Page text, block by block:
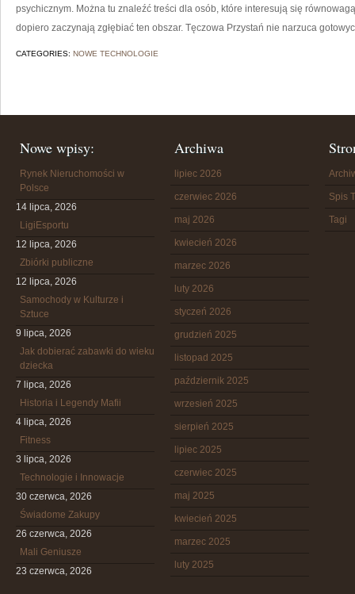
psychicznym. Można tu znaleźć treści dla osób, które interesują się
dopiero zaczynają zgłębiać ten obszar. Tęczowa Przystań nie narzuca
CATEGORIES: NOWE TECHNOLOGIE
Nowe wpisy:
Rynek Nieruchomości w
Polsce
14 lipca, 2026
LigiEsportu
12 lipca, 2026
Zbiórki publiczne
12 lipca, 2026
Samochody w Kulturze i
Sztuce
9 lipca, 2026
Jak dobierać zabawki do wieku
dziecka
7 lipca, 2026
Historia i Legendy Mafii
4 lipca, 2026
Fitness
3 lipca, 2026
Technologie i Innowacje
30 czerwca, 2026
Świadome Zakupy
26 czerwca, 2026
Mali Geniusze
23 czerwca, 2026
Archiwa
lipiec 2026
czerwiec 2026
maj 2026
kwiecień 2026
marzec 2026
luty 2026
styczeń 2026
grudzień 2025
listopad 2025
październik 2025
wrzesień 2025
sierpień 2025
lipiec 2025
czerwiec 2025
maj 2025
kwiecień 2025
marzec 2025
luty 2025
Spis
Tagi